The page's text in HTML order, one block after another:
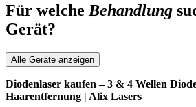
Für welche Behandlung
Gerät?
Alle Geräte anzeigen
Diodenlaser kaufen – 3 & 4 Wellen
Haarentfernung | Alix Lasers